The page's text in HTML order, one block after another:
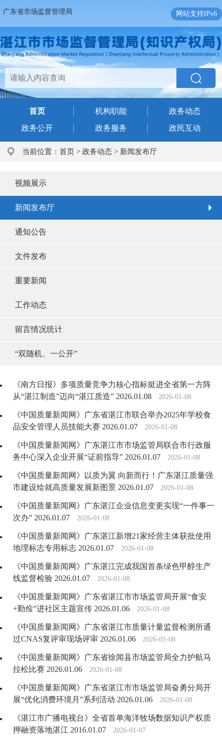
广东省市场监督管理局 网站支持IPv6
首页 机构职能
政务动态
政务公开
政务服务 政民互动
当前位置： 首页 > 政务动态 > 新闻发布厅
视频展示
新闻发布厅
通知公告
文件发布
重要新闻
工作动态
留言情况统计
“双随机、一公开”
《南方日报》多项质量竞争力核心指标挺进全省第一方阵
从“湛江制造”迈向“湛江质造” 2026.01.08
2026-01-08
《中国质量新闻网》广东省湛江市联合举办2025年学校食
品安全管理人员技能大赛 2026.01.07
2026-01-08
《中国质量新闻网》广东湛江市市场监管局联合市行政服
务中心深入企业开展“证前指导” 2026.01.07
2026-01-08
《中国质量新闻网》以质为翼 向新而行！广东湛江质量强
市建设绘就高质量发展新图景 2026.01.07
2026-01-08
《中国质量新闻网》广东湛江企业信息变更实现“一件事一
次办” 2026.01.07
2026-01-08
《中国质量新闻网》广东湛江新增21家经营主体获批使用
地理标志专用标志 2026.01.07
2026-01-08
《中国质量新闻网》广东湛江完成我国首条绿色甲醇生产
线监督检验 2026.01.07
2026-01-08
《中国质量新闻网》广东省湛江市市场监管局开展“食安
+勤俭”进社区主题宣传 2026.01.06
2026-01-08
《中国质量新闻网》广东省湛江市质量计量监督检测所通
过CNAS复评审现场评审 2026.01.06
2026-01-08
《中国质量新闻网》广东省徐闻县市场监管局全力护航马
拉松比赛 2026.01.06
2026-01-08
《中国质量新闻网》广东省湛江市市场监管局奋勇分局开
展“优化消费环境月”系列活动 2026.01.06
2026-01-08
《湛江市广播电视台》全省首单海洋牧场数据知识产权质
押融资落地湛江 2016.01.07
2026-01-07